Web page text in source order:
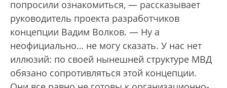
попросили ознакомиться, — рассказывает
руководитель проекта разработчиков
концепции Вадим Волков. — Ну а
неофициально… не могу сказать. У нас нет
иллюзий: по своей нынешней структуре МВД
обязано сопротивляться этой концепции.